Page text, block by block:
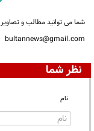
شما می توانید مطالب و
bultannews@gmail.com
نظر شما
نام